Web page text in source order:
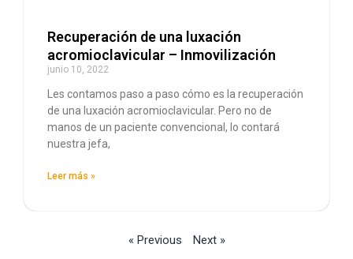
Recuperación de una luxación
acromioclavicular – Inmovilización
junio 10, 2022
Les contamos paso a paso cómo es la recuperación
de una luxación acromioclavicular. Pero no de
manos de un paciente convencional, lo contará
nuestra jefa,
Leer más »
« Previous Next »